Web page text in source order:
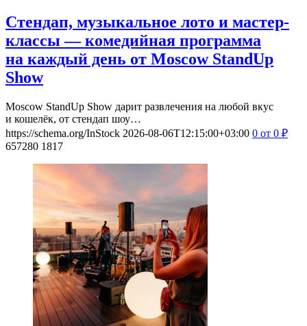
Стендап, музыкальное лото и мастер-
классы — комедийная программа
на каждый день от Moscow StandUp
Show
Moscow StandUp Show дарит развлечения на любой вкус
и кошелёк, от стендап шоу…
https://schema.org/InStock 2026-08-06T12:15:00+03:00 0 от 0 ₽
657280 1817